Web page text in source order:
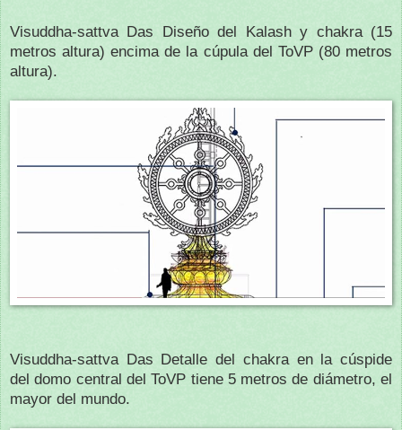
Visuddha-sattva Das Diseño del Kalash y chakra (15
metros altura) encima de la cúpula del ToVP (80 metros
altura).
Visuddha-sattva Das Detalle del chakra en la cúspide
del domo central del ToVP tiene 5 metros de diámetro, el
mayor del mundo.